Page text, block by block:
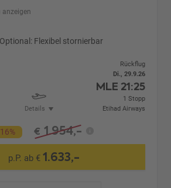
anzeigen
Optional: Flexibel stornierbar
Details
Rückflug
Di., 29.9.26
MLE 21:25
1 Stopp
Etihad Airways
€ 1.954,-
p.P. ab €1.633,-